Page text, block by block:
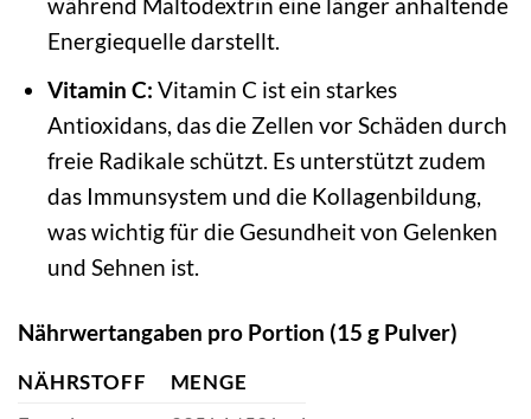
Energiequelle darstellt.
Vitamin C: Vitamin C ist ein starkes
Antioxidans, das die Zellen vor Schäden durch
freie Radikale schützt. Es unterstützt zudem
das Immunsystem und die Kollagenbildung,
was wichtig für die Gesundheit von Gelenken
und Sehnen ist.
Nährwertangaben pro Portion (15 g Pulver)
NÄHRSTOFF
MENGE